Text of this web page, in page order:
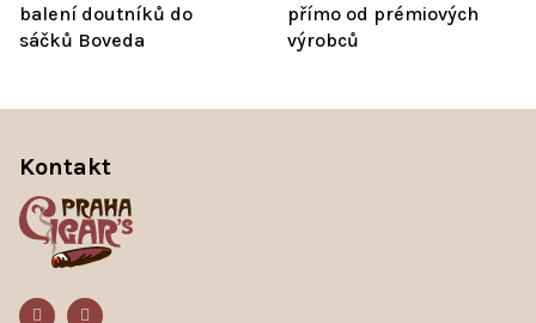
balení doutníků do
sáčků Boveda
přímo od prémiových
výrobců
Kontakt